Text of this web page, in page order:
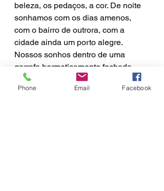
beleza, os pedaços, a cor. De noite
sonhamos com os dias amenos,
com o bairro de outrora, com a
cidade ainda um porto alegre.
Nossos sonhos dentro de uma
garrafa hermeticamente fechada
levados pela correnteza da Praia de
Belas.
Phone Email Facebook